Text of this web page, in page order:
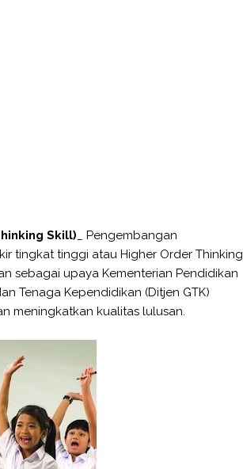
Skill) _ Pengembangan
tingkat tinggi atau Higher Order Thinking
sebagai upaya Kementerian Pendidikan
Tenaga Kependidikan (Ditjen GTK)
meningkatkan kualitas lulusan.